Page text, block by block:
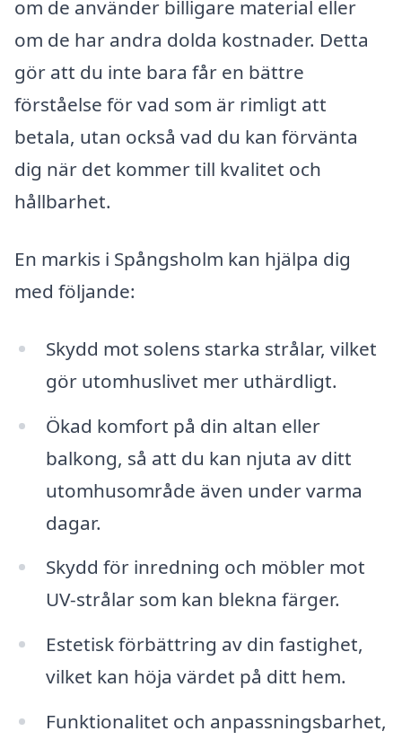
om de använder billigare material eller
om de har andra dolda kostnader. Detta
gör att du inte bara får en bättre
förståelse för vad som är rimligt att
betala, utan också vad du kan förvänta
dig när det kommer till kvalitet och
hållbarhet.
En markis i Spångsholm kan hjälpa dig
med följande:
Skydd mot solens starka strålar, vilket
gör utomhuslivet mer uthärdligt.
Ökad komfort på din altan eller
balkong, så att du kan njuta av ditt
utomhusområde även under varma
dagar.
Skydd för inredning och möbler mot
UV-strålar som kan blekna färger.
Estetisk förbättring av din fastighet,
vilket kan höja värdet på ditt hem.
Funktionalitet och anpassningsbarhet,